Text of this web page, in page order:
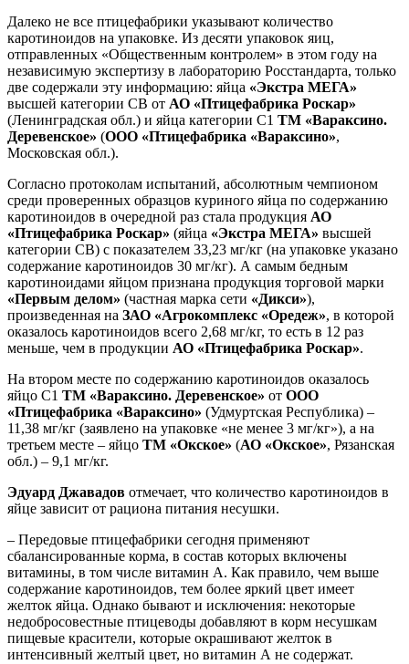
Далеко не все птицефабрики указывают количество
каротиноидов на упаковке. Из десяти упаковок яиц,
отправленных «Общественным контролем» в этом году на
независимую экспертизу в лабораторию Росстандарта, только
две содержали эту информацию: яйца «Экстра МЕГА»
высшей категории СВ от АО «Птицефабрика Роскар»
(Ленинградская обл.) и яйца категории С1 ТМ «Вараксино.
Деревенское» (ООО «Птицефабрика «Вараксино»,
Московская обл.).
Согласно протоколам испытаний, абсолютным чемпионом
среди проверенных образцов куриного яйца по содержанию
каротиноидов в очередной раз стала продукция АО
«Птицефабрика Роскар» (яйца «Экстра МЕГА» высшей
категории СВ) с показателем 33,23 мг/кг (на упаковке указано
содержание каротиноидов 30 мг/кг). А самым бедным
каротиноидами яйцом признана продукция торговой марки
«Первым делом» (частная марка сети «Дикси»),
произведенная на ЗАО «Агрокомплекс «Оредеж», в которой
оказалось каротиноидов всего 2,68 мг/кг, то есть в 12 раз
меньше, чем в продукции АО «Птицефабрика Роскар».
На втором месте по содержанию каротиноидов оказалось
яйцо С1 ТМ «Вараксино. Деревенское» от ООО
«Птицефабрика «Вараксино» (Удмуртская Республика) –
11,38 мг/кг (заявлено на упаковке «не менее 3 мг/кг»), а на
третьем месте – яйцо ТМ «Окское» (АО «Окское», Рязанская
обл.) – 9,1 мг/кг.
Эдуард Джавадов отмечает, что количество каротиноидов в
яйце зависит от рациона питания несушки.
– Передовые птицефабрики сегодня применяют
сбалансированные корма, в состав которых включены
витамины, в том числе витамин А. Как правило, чем выше
содержание каротиноидов, тем более яркий цвет имеет
желток яйца. Однако бывают и исключения: некоторые
недобросовестные птицеводы добавляют в корм несушкам
пищевые красители, которые окрашивают желток в
интенсивный желтый цвет, но витамин А не содержат.